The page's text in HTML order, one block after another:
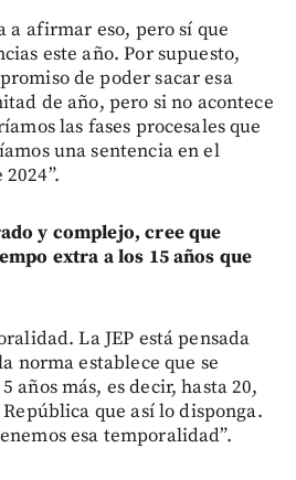
a afirmar eso, pero sí que
este año. Por supuesto,
de poder sacar esa
de año, pero si no acontece
las fases procesales que
una sentencia en el
y complejo, cree que
extra a los 15 años que
La JEP está pensada
norma establece que se
años más, es decir, hasta 20,
que así lo disponga.
esa temporalidad”.